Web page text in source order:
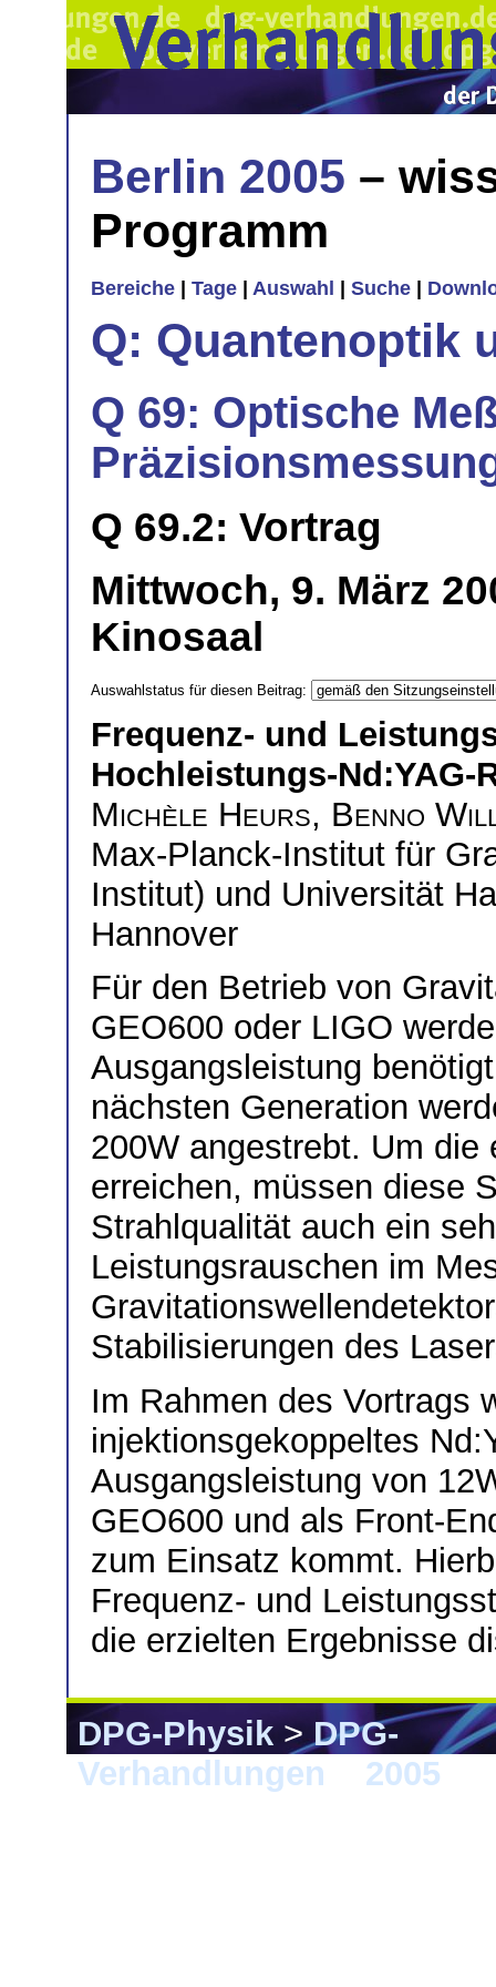
Berlin 2005 –
Programm
Bereiche Tage Auswahl Suche
Q: Quantenoptik
Q 69: Optische
Q 69.2: Vortrag
Mittwoch, 9. März
Kinosaal
Auswahlstatus für diesen Beitrag:
Frequenz- und
Hochleistungs-Nd:YAG-
Michèle Heurs, Benno
Max-Planck-Institut für
Institut) und Universität
Hannover
Für den Betrieb von
GEO600 oder LIGO
Ausgangsleistung
nächsten Generation
200W angestrebt. Um
erreichen, müssen diese
Strahlqualität auch ein
Leistungsrauschen im
Stabilisierungen des
Im Rahmen des Vortrags
injektionsgekoppeltes
Ausgangsleistung von
GEO600 und als Front-
zum Einsatz kommt.
Frequenz- und
die erzielten Ergebnisse
DPG-Physik>DPG-
Verhandlungen
2005